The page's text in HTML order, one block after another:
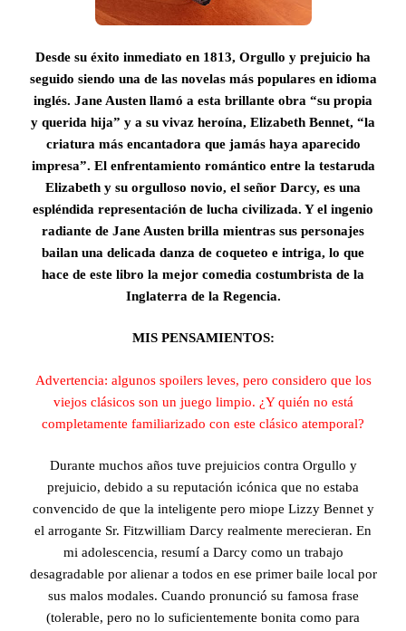
Desde su éxito inmediato en 1813, Orgullo y prejuicio ha
seguido siendo una de las novelas más populares en idioma
inglés. Jane Austen llamó a esta brillante obra “su propia
y querida hija” y a su vivaz heroína, Elizabeth Bennet, “la
criatura más encantadora que jamás haya aparecido
impresa”. El enfrentamiento romántico entre la testaruda
Elizabeth y su orgulloso novio, el señor Darcy, es una
espléndida representación de lucha civilizada. Y el ingenio
radiante de Jane Austen brilla mientras sus personajes
bailan una delicada danza de coqueteo e intriga, lo que
hace de este libro la mejor comedia costumbrista de la
Inglaterra de la Regencia.
MIS PENSAMIENTOS:
Advertencia: algunos spoilers leves, pero considero que los
viejos clásicos son un juego limpio. ¿Y quién no está
completamente familiarizado con este clásico atemporal?
Durante muchos años tuve prejuicios contra Orgullo y
prejuicio, debido a su reputación icónica que no estaba
convencido de que la inteligente pero miope Lizzy Bennet y
el arrogante Sr. Fitzwilliam Darcy realmente merecieran. En
mi adolescencia, resumí a Darcy como un trabajo
desagradable por alienar a todos en ese primer baile local por
sus malos modales. Cuando pronunció su famosa frase
(tolerable, pero no lo suficientemente bonita como para